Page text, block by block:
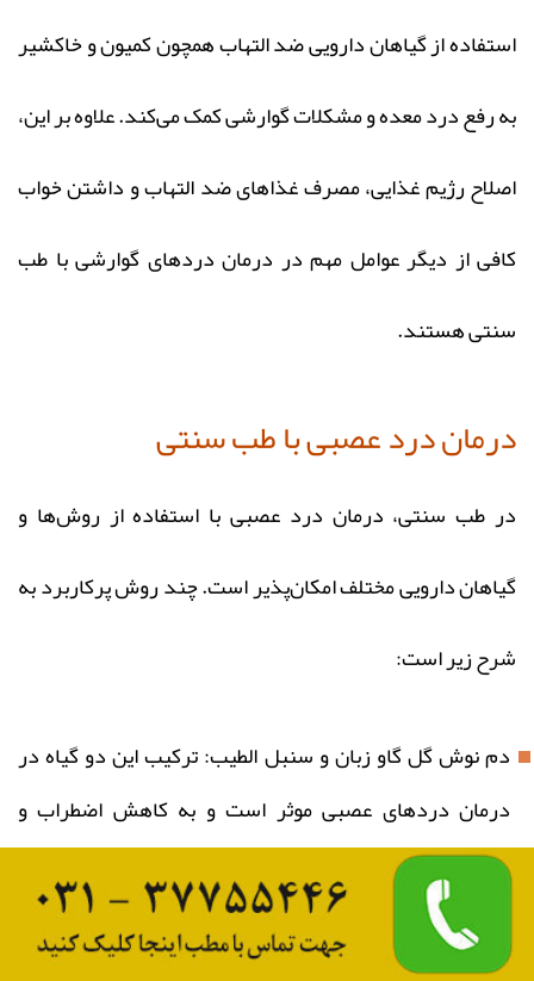
استفاده از گیاهان دارویی ضد التهاب همچون کمیون و خاکشیر
به رفع درد معده و مشکلات گوارشی کمک می‌کند. علاوه بر این،
اصلاح رژیم غذایی، مصرف غذاهای ضد التهاب و داشتن خواب
کافی از دیگر عوامل مهم در درمان دردهای گوارشی با طب
سنتی هستند.
درمان درد عصبی با طب سنتی
در طب سنتی، درمان درد عصبی با استفاده از روش‌ها و
گیاهان دارویی مختلف امکان‌پذیر است. چند روش پرکاربرد به
شرح زیر است:
دم‌ نوش گل گاو زبان و سنبل الطیب: ترکیب این دو گیاه در
درمان دردهای عصبی موثر است و به کاهش اضطراب و
تنش‌های عصبی کمک می‌کند.
کاکوتی: کاکوتی از جمله گیاهانی است که به تسکین دردهای
عصبی و عضلانی کمک می‌کند. این گیاه به کاهش التهاب و